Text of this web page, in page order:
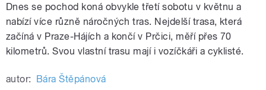
Dnes se pochod koná obvykle třetí sobotu v květnu a
nabízí více různě náročných tras. Nejdelší trasa, která
začíná v Praze-Hájích a končí v Prčici, měří přes 70
kilometrů. Svou vlastní trasu mají i vozíčkáři a cyklisté.
autor: Bára Štěpánová